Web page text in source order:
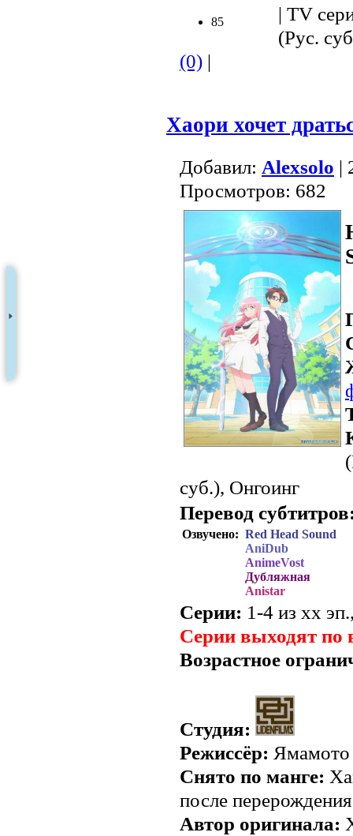
85
| TV
(Рус.
(0) |
Хаори хочет
Добавил: Alexsolo |
Просмотров: 682
суб.), Онгоинг
Перевод
Озвучено: Red Head Sound
AniDub
AnimeVost
Дубляжная
Anistar
Серии: 1-4 из хх
Серии выходят по
Возрастное
Студия:
Режиссёр:
Снято по манге:
после перерождения
Автор оригинала: